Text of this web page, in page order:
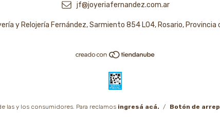
jf@joyeriafernandez.com.ar
y Relojería Fernández, Sarmiento 854 L04, Rosario, Provincia
las y los consumidores. Para reclamos ingresá acá. / Botón de